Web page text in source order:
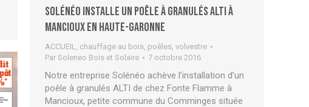
Solénéo installe un poêle à granulés ALTI à
Mancioux en Haute-Garonne
ACCUEIL chauffage au bois poêles volvestre
Par Soleneo Bois et Solaire 7 octobre 2016
Notre entreprise Solénéo achève l’installation d’un
poêle à granulés ALTI de chez Fonte Flamme à
Mancioux, petite commune du Comminges située